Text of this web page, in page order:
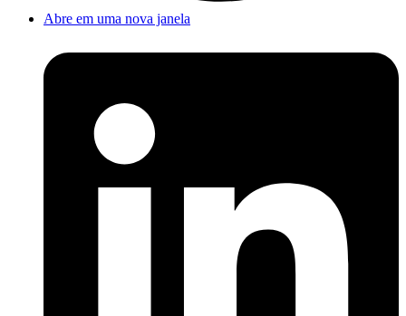
Abre em uma nova janela